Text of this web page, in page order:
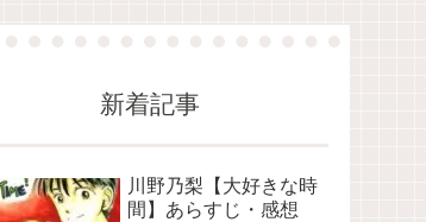
新着記事
川野乃梨【大好きな時
間】あらすじ・感想